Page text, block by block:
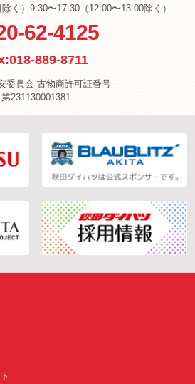
く）9:30〜17:30（12:00〜13:00除く）
62-4125
889-8711
委員会 古物商許可証番号
第231130001381